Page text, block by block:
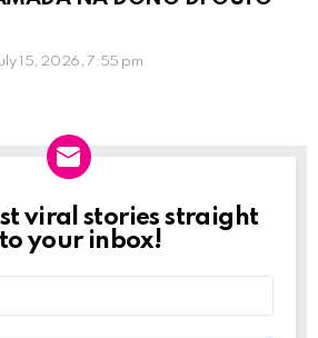
15, 2026, 7:55 pm
viral stories straight
your inbox!